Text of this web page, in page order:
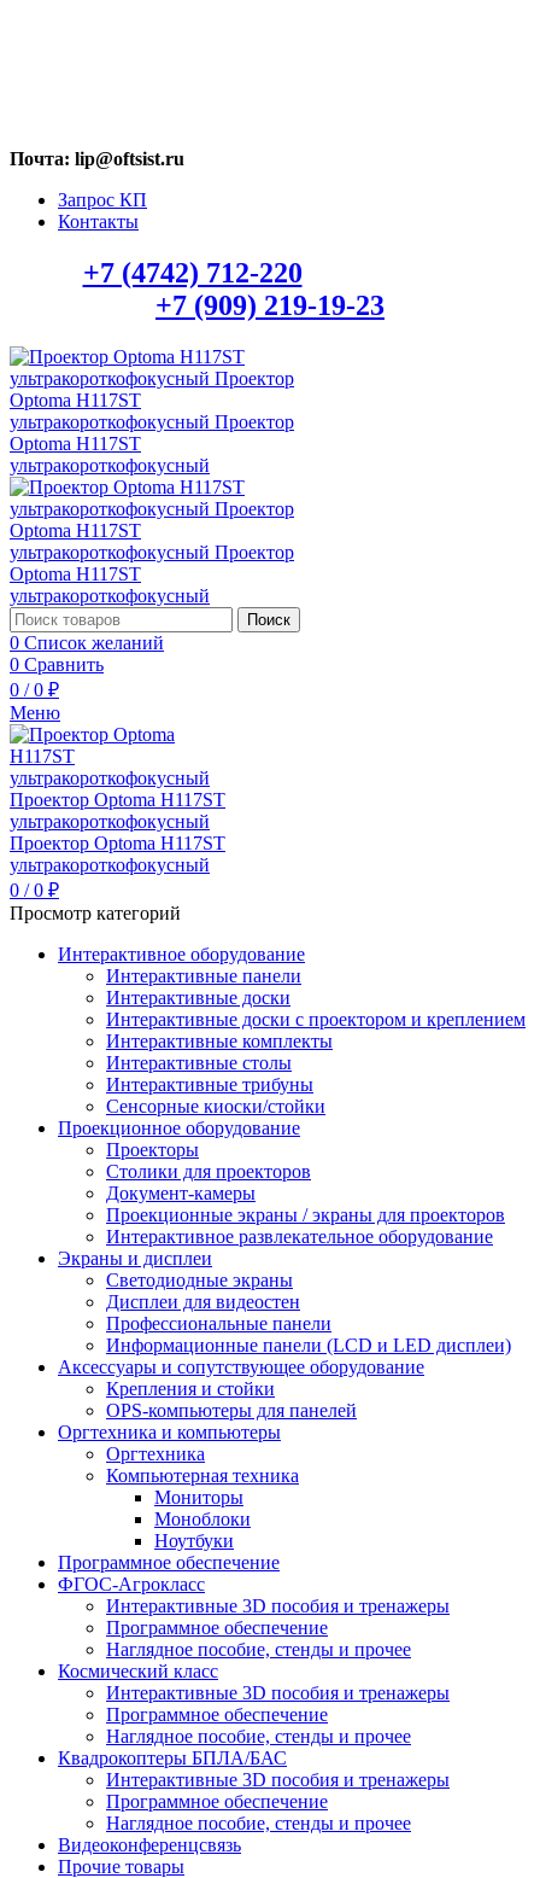
Почта: lip@oftsist.ru
Запрос КП
Контакты
+7 (4742) 712-220
+7 (909) 219-19-23
Поиск
0 Список желаний
0 Сравнить
0 / 0 ₽
Меню
0 / 0 ₽
Просмотр категорий
Интерактивное оборудование
Интерактивные панели
Интерактивные доски
Интерактивные доски с проектором и креплением
Интерактивные комплекты
Интерактивные столы
Интерактивные трибуны
Сенсорные киоски/стойки
Проекционное оборудование
Проекторы
Столики для проекторов
Документ-камеры
Проекционные экраны / экраны для проекторов
Интерактивное развлекательное оборудование
Экраны и дисплеи
Светодиодные экраны
Дисплеи для видеостен
Профессиональные панели
Информационные панели (LCD и LED дисплеи)
Аксессуары и сопутствующее оборудование
Крепления и стойки
OPS-компьютеры для панелей
Оргтехника и компьютеры
Оргтехника
Компьютерная техника
Мониторы
Моноблоки
Ноутбуки
Программное обеспечение
ФГОС-Агрокласс
Интерактивные 3D пособия и тренажеры
Программное обеспечение
Наглядное пособие, стенды и прочее
Космический класс
Интерактивные 3D пособия и тренажеры
Программное обеспечение
Наглядное пособие, стенды и прочее
Квадрокоптеры БПЛА/БАС
Интерактивные 3D пособия и тренажеры
Программное обеспечение
Наглядное пособие, стенды и прочее
Видеоконференцсвязь
Прочие товары